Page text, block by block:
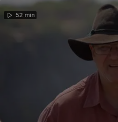
52 min